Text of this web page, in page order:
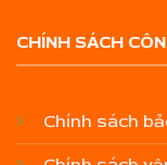
CHÍNH SÁCH
Chính sách